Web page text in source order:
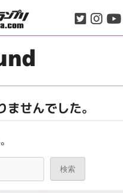
せんでした。